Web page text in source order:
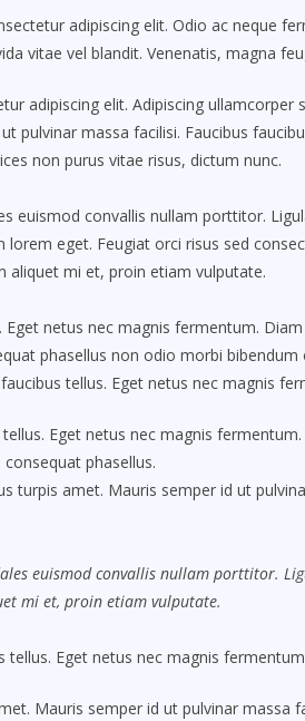
adipiscing elit. Odio ac neque
vitae vel blandit. Venenatis, magna
adipiscing elit. Adipiscing ullamcorper
pulvinar massa facilisi. Faucibus
non purus vitae risus, dictum nunc.
euismod convallis nullam porttitor.
lorem eget. Feugiat orci risus sed
aliquet mi et, proin etiam vulputate.
netus nec magnis fermentum.
phasellus non odio morbi bibendum
tellus. Eget netus nec magnis
Eget netus nec magnis
phasellus.
turpis amet. Mauris semper id ut
euismod convallis nullam porttitor.
mi et, proin etiam vulputate.
Eget netus nec magnis
Mauris semper id ut pulvinar massa